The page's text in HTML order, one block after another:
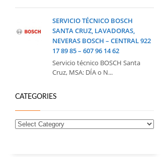
SERVICIO TÉCNICO BOSCH
SANTA CRUZ, LAVADORAS,
NEVERAS BOSCH – CENTRAL 922
17 89 85 – 607 96 14 62
Servicio técnico BOSCH Santa
Cruz, MSA: DÍA o N...
CATEGORIES